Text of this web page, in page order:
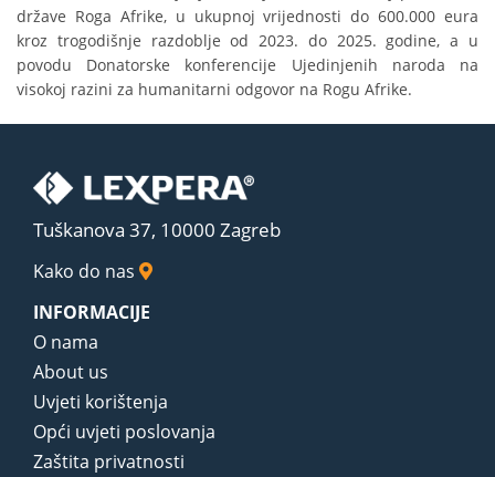
države Roga Afrike, u ukupnoj vrijednosti do 600.000 eura
kroz trogodišnje razdoblje od 2023. do 2025. godine, a u
povodu Donatorske konferencije Ujedinjenih naroda na
visokoj razini za humanitarni odgovor na Rogu Afrike.
Tuškanova 37, 10000 Zagreb
Kako do nas
INFORMACIJE
O nama
About us
Uvjeti korištenja
Opći uvjeti poslovanja
Zaštita privatnosti